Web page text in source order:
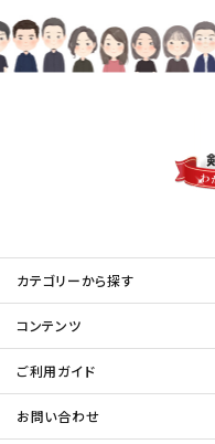
カテゴリーから探す
コンテンツ
ご利用ガイド
お問い合わせ